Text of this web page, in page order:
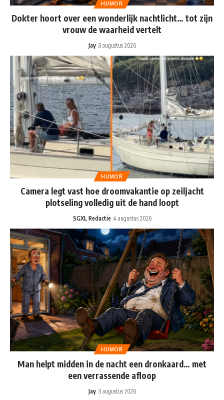
HUMOR
Dokter hoort over een wonderlijk nachtlicht… tot zijn
vrouw de waarheid vertelt
Jay 3 augustus 2026
HUMOR
Camera legt vast hoe droomvakantie op zeiljacht
plotseling volledig uit de hand loopt
SGXL Redactie 4 augustus 2026
HUMOR
Man helpt midden in de nacht een dronkaard… met
een verrassende afloop
Jay 3 augustus 2026